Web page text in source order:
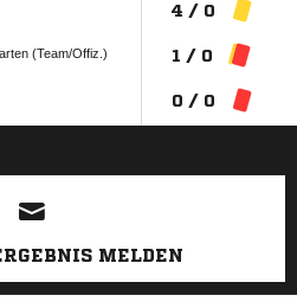
(Team/Offiz.)
4 / 0
1 / 0
0 / 0
ANZEIGE
MELDEN